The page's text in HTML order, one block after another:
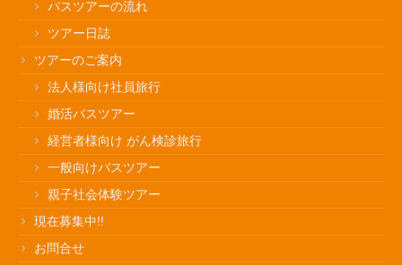
バスツアーの流れ
ツアー日誌
ツアーのご案内
法人様向け社員旅行
婚活バスツアー
経営者様向け がん検診旅行
一般向けバスツアー
親子社会体験ツアー
現在募集中!!
お問合せ